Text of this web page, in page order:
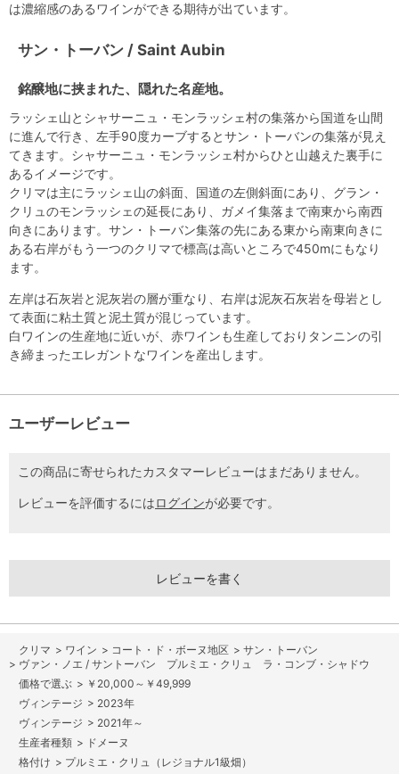
は濃縮感のあるワインができる期待が出ています。
サン・トーバン / Saint Aubin
銘醸地に挟まれた、隠れた名産地。
ラッシェ山とシャサーニュ・モンラッシェ村の集落から国道を山間
に進んで行き、左手90度カーブするとサン・トーバンの集落が見え
てきます。シャサーニュ・モンラッシェ村からひと山越えた裏手に
あるイメージです。
クリマは主にラッシェ山の斜面、国道の左側斜面にあり、グラン・
クリュのモンラッシェの延長にあり、ガメイ集落まで南東から南西
向きにあります。サン・トーバン集落の先にある東から南東向きに
ある右岸がもう一つのクリマで標高は高いところで450mにもなり
ます。
左岸は石灰岩と泥灰岩の層が重なり、右岸は泥灰石灰岩を母岩とし
て表面に粘土質と泥土質が混じっています。
白ワインの生産地に近いが、赤ワインも生産しておりタンニンの引
き締まったエレガントなワインを産出します。
ユーザーレビュー
この商品に寄せられたカスタマーレビューはまだありません。
レビューを評価するにはログインが必要です。
レビューを書く
> ワイン > コート・ド・ボーヌ地区 > サン・トーバン
> ヴァン・ノエ / サントーバン プルミエ・クリュ ラ・コンブ・シャドウ
> ￥20,000～￥49,999
> 2023年
> 2021年～
> ドメーヌ
> プルミエ・クリュ（レジョナル1級畑）